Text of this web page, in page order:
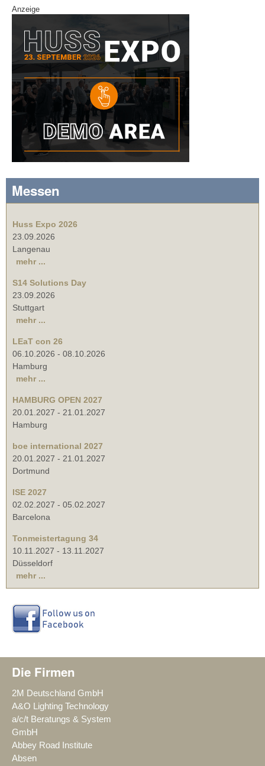
Anzeige
Messen
Huss Expo 2026
23.09.2026
Langenau
mehr ...
S14 Solutions Day
23.09.2026
Stuttgart
mehr ...
LEaT con 26
06.10.2026 - 08.10.2026
Hamburg
mehr ...
HAMBURG OPEN 2027
20.01.2027 - 21.01.2027
Hamburg
boe international 2027
20.01.2027 - 21.01.2027
Dortmund
ISE 2027
02.02.2027 - 05.02.2027
Barcelona
Tonmeistertagung 34
10.11.2027 - 13.11.2027
Düsseldorf
mehr ...
Die Firmen
2M Deutschland GmbH
A&O Lighting Technology
a/c/t Beratungs & System
GmbH
Abbey Road Institute
Absen